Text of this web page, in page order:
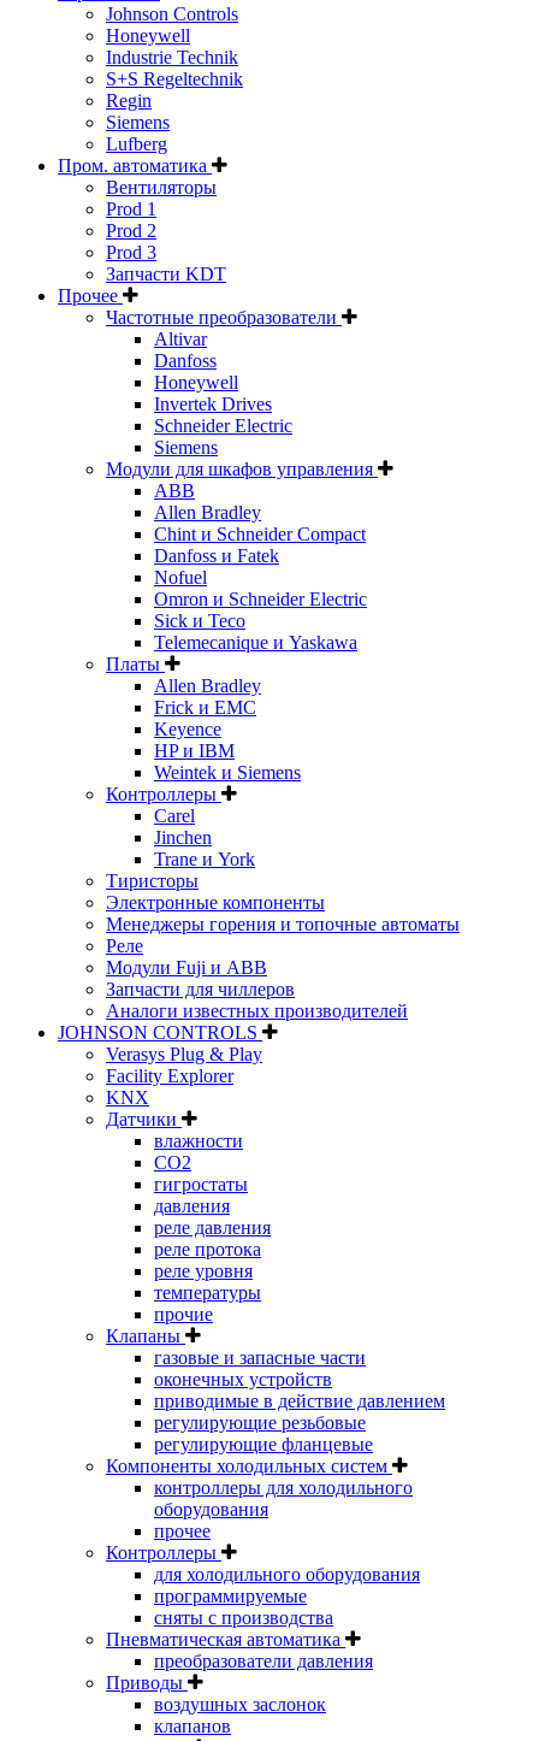
Johnson Controls
Honeywell
Industrie Technik
S+S Regeltechnik
Regin
Siemens
Lufberg
Пром. автоматика
Вентиляторы
Prod 1
Prod 2
Prod 3
Запчасти KDT
Прочее
Частотные преобразователи
Altivar
Danfoss
Honeywell
Invertek Drives
Schneider Electric
Siemens
Модули для шкафов управления
ABB
Allen Bradley
Chint и Schneider Compact
Danfoss и Fatek
Nofuel
Omron и Schneider Electric
Sick и Teco
Telemecanique и Yaskawa
Платы
Allen Bradley
Frick и EMC
Keyence
HP и IBM
Weintek и Siemens
Контроллеры
Carel
Jinchen
Trane и York
Тиристоры
Электронные компоненты
Менеджеры горения и топочные автоматы
Реле
Модули Fuji и ABB
Запчасти для чиллеров
Аналоги известных производителей
JOHNSON CONTROLS
Verasys Plug & Play
Facility Explorer
KNX
Датчики
влажности
CO2
гигростаты
давления
реле давления
реле протока
реле уровня
температуры
прочие
Клапаны
газовые и запасные части
оконечных устройств
приводимые в действие давлением
регулирующие резьбовые
регулирующие фланцевые
Компоненты холодильных систем
контроллеры для холодильного
оборудования
прочее
Контроллеры
для холодильного оборудования
программируемые
сняты с производства
Пневматическая автоматика
преобразователи давления
Приводы
воздушных заслонок
клапанов